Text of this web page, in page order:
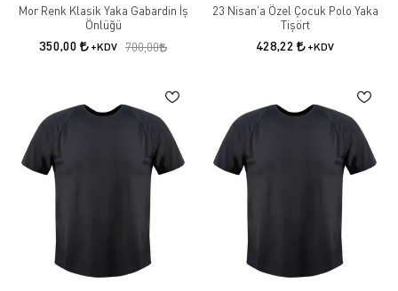
tasarrufu sağlar.
İş Elbiseleri Çeşitlerimiz
Reflektörlü Ceketler:Gece ve düşük ışık koşullarında çalışanlar
için yüksek görünürlük sağlayan reflektörlü ceketler.
Koruyucu Eldivenler:
Kimyasal, mekanik ve termal risklere karşı
koruma sağlayan çeşitli iş eldivenleri.
Güvenlik Ayakkabıları: Çelik burunlu ve kaymaz tabanlı iş
ayakkabıları ile maksimum ayak koruması.
İş elbiselerimiz, her türlü çalışma ortamında çalışanların ihtiyaçlarını
karşılamak üzere tasarlanmıştır.
Uygun fiyatlı, kaliteli ve dayanıklı iş
elbiseleri
arıyorsanız, siz de ürünlerimizi keşfedin. Daha fazla bilgi için
web sitemizi ziyaret edin ve iş güvenliği ekipmanlarımız hakkında detaylı
Mor Renk Klasik Yaka Gabardin İş
Önlüğü
350,00 +KDV 700,00
23 Nisan’a Özel Çocuk Polo Yaka
Tişört
428,22 +KDV